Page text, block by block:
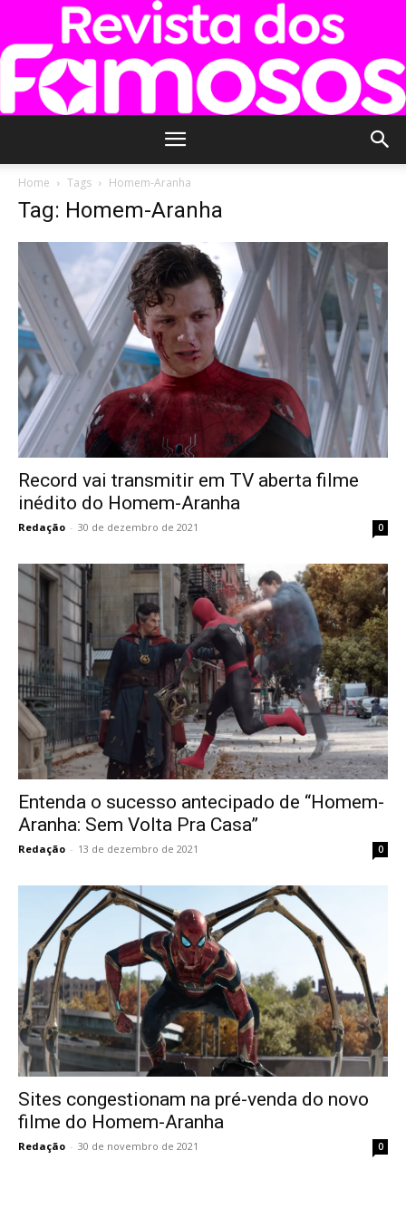
Famosos
Home Tags Homem-Aranha
Tag: Homem-Aranha
Record vai transmitir em TV aberta filme
inédito do Homem-Aranha
Redação - 30 de dezembro de 2021 0
Entenda o sucesso antecipado de “Homem-
Aranha: Sem Volta Pra Casa”
Redação - 13 de dezembro de 2021 0
Sites congestionam na pré-venda do novo
filme do Homem-Aranha
Redação - 30 de novembro de 2021 0